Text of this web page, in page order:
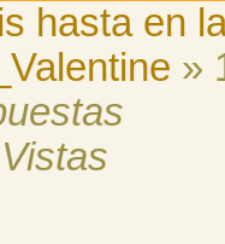
hasta en
»
Vistas